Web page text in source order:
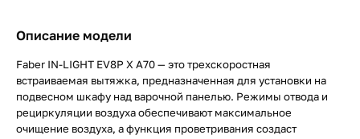
Описание модели
Faber IN-LIGHT EV8P X A70 — это трехскоростная
встраиваемая вытяжка, предназначенная для установки на
подвесном шкафу над варочной панелью. Режимы отвода и
рециркуляции воздуха обеспечивают максимальное
очищение воздуха, а функция проветривания создаст